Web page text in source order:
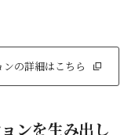
ンの詳細はこちら
ンを生み出し